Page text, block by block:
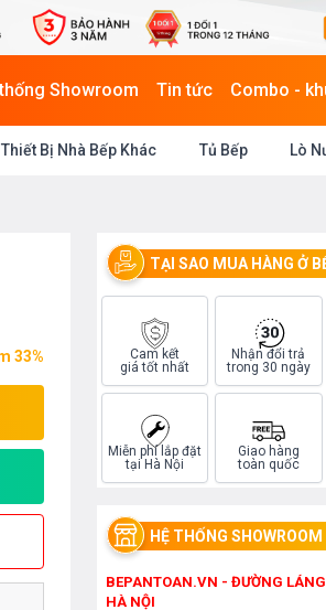
Showroom Tin tức Combo -
Thiết Bị Nhà Bếp Khác Tủ Bếp Lò
33%
TẠI SAO MUA HÀNG Ở
Cam kết
giá tốt nhất
Nhận đổi trả
trong 30 ngày
Miễn phí lắp đặt
tại Hà Nội
Giao hàng
toàn quốc
HỆ THỐNG SHOWROOM
BEPANTOAN.VN - ĐƯỜNG
HÀ NỘI